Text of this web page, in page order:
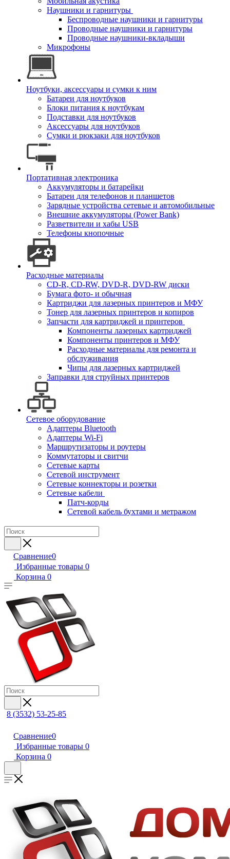
Наушники и гарнитуры
Беспроводные наушники и гарнитуры
Проводные наушники и гарнитуры
Проводные наушники-вкладыши
Микрофоны
Ноутбуки, аксессуары и сумки к ним
Батареи для ноутбуков
Блоки питания к ноутбукам
Подставки для ноутбуков
Аксессуары для ноутбуков
Сумки и рюкзаки для ноутбуков
Портативная электроника
Аккумуляторы и батарейки
Батареи для телефонов и планшетов
Зарядные устройства сетевые и автомобильные
Внешние аккумуляторы (Power Bank)
Разветвители и хабы USB
Телефоны кнопочные
Расходные материалы
CD-R, CD-RW, DVD-R, DVD-RW диски
Бумага фото- и обычная
Картриджи для лазерных принтеров и МФУ
Тонер для лазерных принтеров и копиров
Запчасти для картриджей и принтеров
Компоненты лазерных картриджей
Компоненты принтеров и МФУ
Расходные материалы для ремонта и
обслуживания
Чипы для лазерных картриджей
Заправки для струйных принтеров
Сетевое оборудование
Адаптеры Bluetooth
Адаптеры Wi-Fi
Маршрутизаторы и роутеры
Коммутаторы и свитчи
Сетевые карты
Сетевой инструмент
Сетевые коннекторы и розетки
Сетевые кабели
Патч-корды
Сетевой кабель бухтами и метражом
Сравнение0
Избранные товары 0
Корзина 0
8 (3532) 53-25-85
Сравнение0
Избранные товары 0
Корзина 0